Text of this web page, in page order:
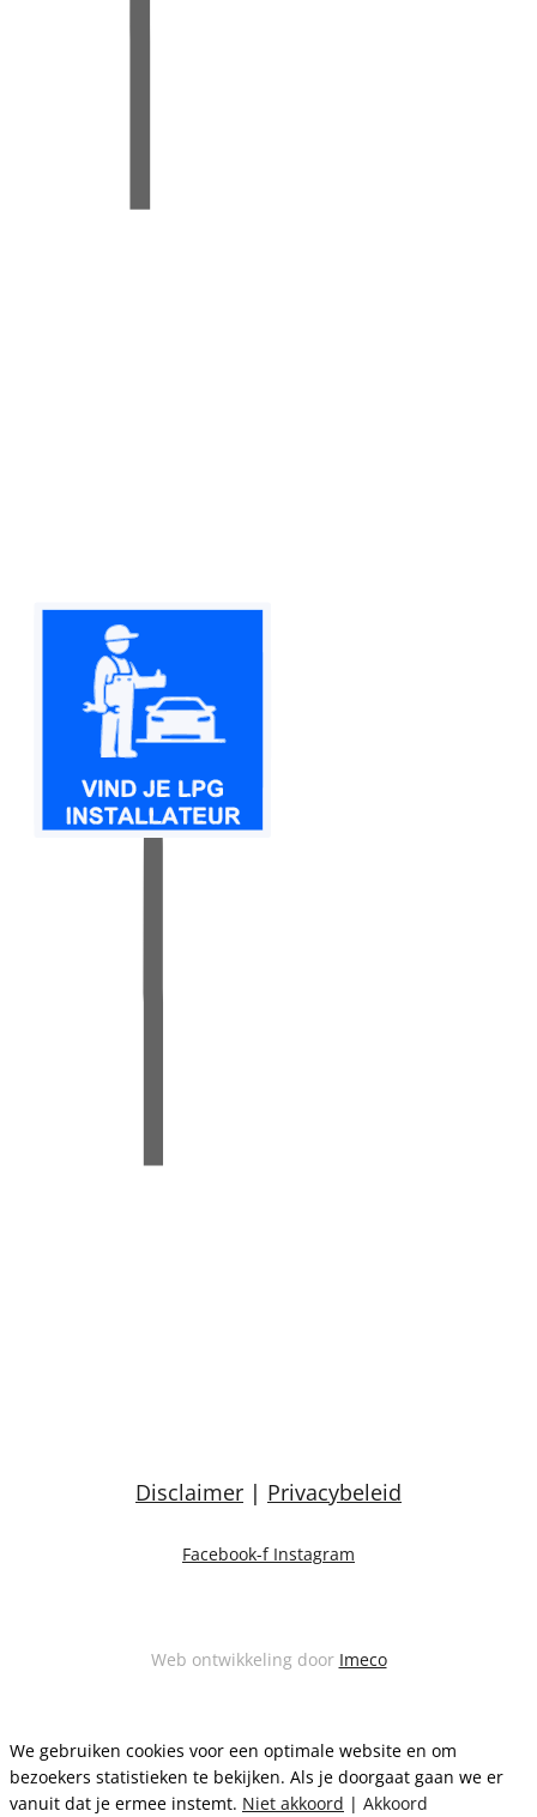
Disclaimer | Privacybeleid
Facebook-f Instagram
Web ontwikkeling door Imeco
We gebruiken cookies voor een optimale website en om
bezoekers statistieken te bekijken. Als je doorgaat gaan we er
vanuit dat je ermee instemt. Niet akkoord | Akkoord